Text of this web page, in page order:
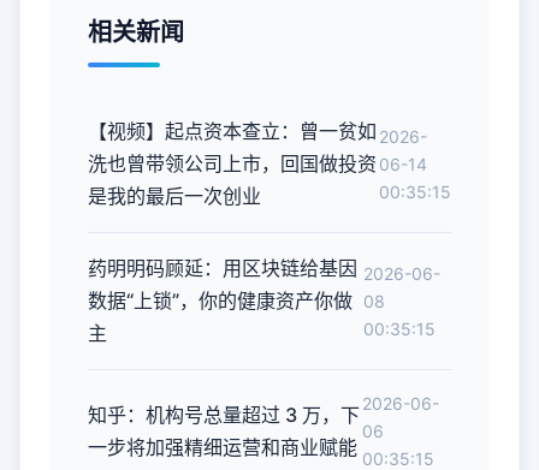
相关新闻
【视频】起点资本查立：曾一贫如
洗也曾带领公司上市，回国做投资
是我的最后一次创业
2026-
06-14
00:35:15
药明明码顾延：用区块链给基因
数据“上锁”，你的健康资产你做
主
2026-06-
08
00:35:15
知乎：机构号总量超过 3 万，下
一步将加强精细运营和商业赋能
2026-06-
06
00:35:15